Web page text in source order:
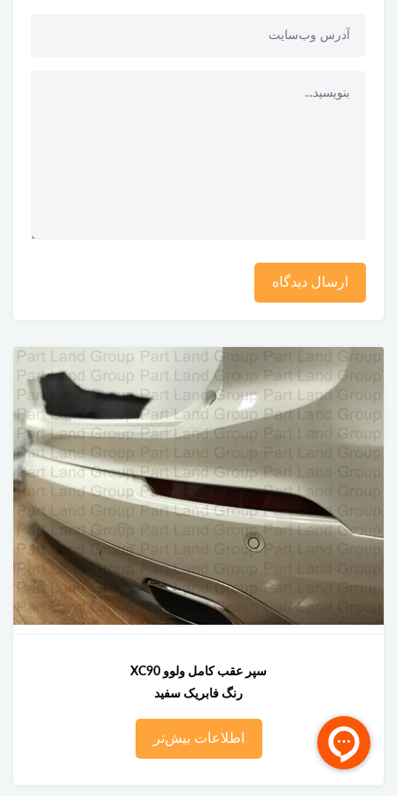
ارسال دیدگاه
سپر عقب کامل ولوو XC90
رنگ فابریک سفید
اطلاعات بیش‌تر